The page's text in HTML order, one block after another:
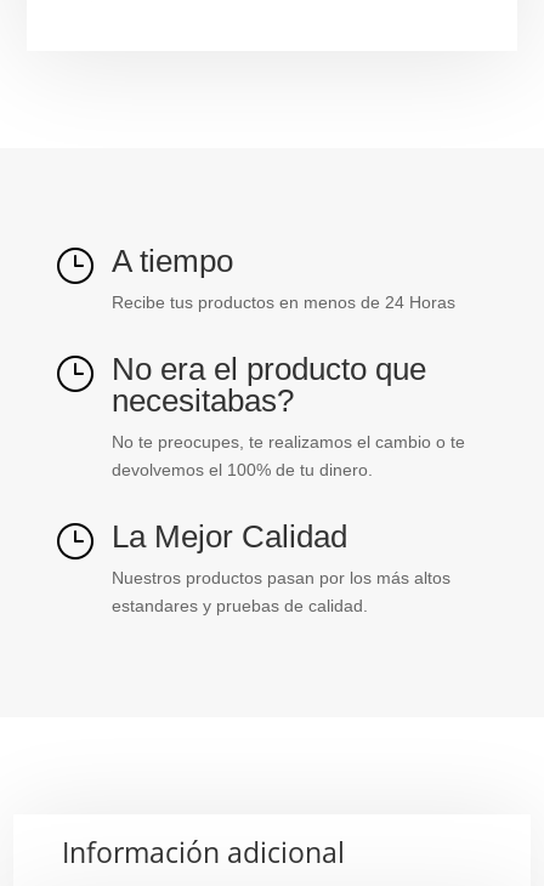
} A tiempo
Recibe tus productos en menos de 24 Horas
} No era el producto que
necesitabas?
No te preocupes, te realizamos el cambio o te
devolvemos el 100% de tu dinero.
} La Mejor Calidad
Nuestros productos pasan por los más altos
estandares y pruebas de calidad.
Información adicional